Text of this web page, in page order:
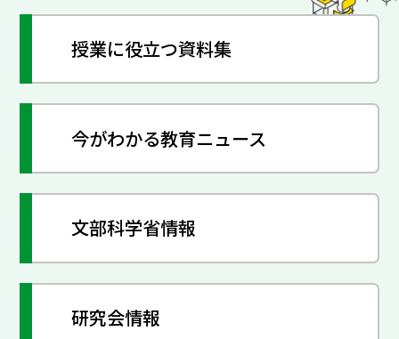
授業に役立つ資料集
今がわかる教育ニュース
文部科学省情報
研究会情報